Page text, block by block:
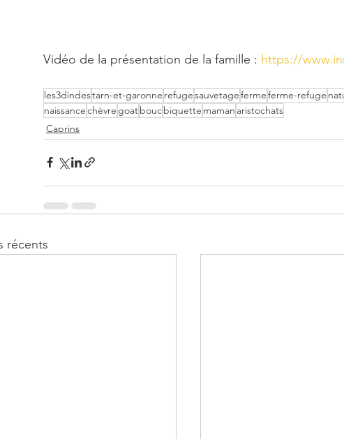
Vidéo de la présentation de la famille : https://
les3dindestarn-et-garonne refugesauvetagefermeferme-refuge
naissancechèvre goatboucbiquette maman aristochats
Caprins
récents